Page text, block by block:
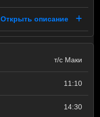
Открыть описание
т/с Маки
11:10
14:30